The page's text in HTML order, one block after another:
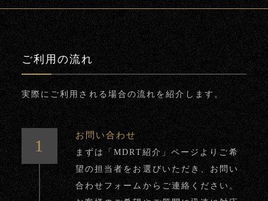
ご利用の流れ
実際にご利用される場合の流れを紹介します。
お問い合わせ
まずは「MDRT紹介」ページよりご希
望の担当者をお選びいただき、お問い
合わせフォームからご連絡ください。